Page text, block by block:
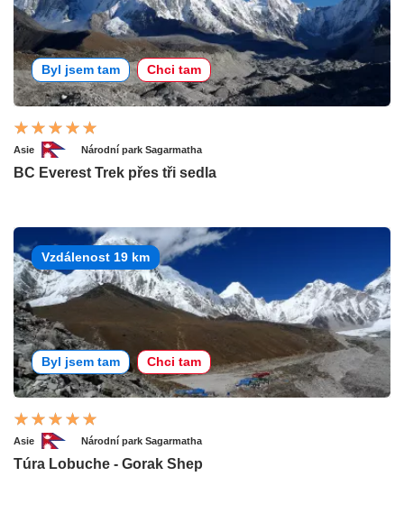
Byl jsem tam Chci tam
Asie Národní park Sagarmatha
BC Everest Trek přes tři sedla
Vzdálenost 19 km
Byl jsem tam Chci tam
Asie Národní park Sagarmatha
Túra Lobuche - Gorak Shep